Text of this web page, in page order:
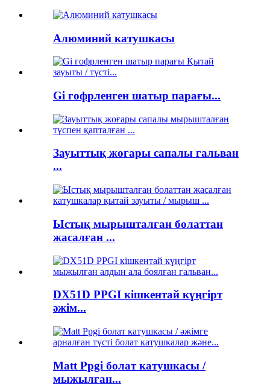
Алюминий катушкасы
Gi гофрленген шатыр парағы...
Зауыттық жоғары сапалы гальван
...
Ыстық мырышталған болаттан
жасалған ...
DX51D PPGI кішкентай күңгірт
әжім...
Matt Ppgi болат катушкасы /
мыжылған...